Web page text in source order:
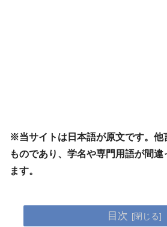
※当サイトは日本語が原文です。他
ものであり、学名や専門用語が間違
ます。
目次